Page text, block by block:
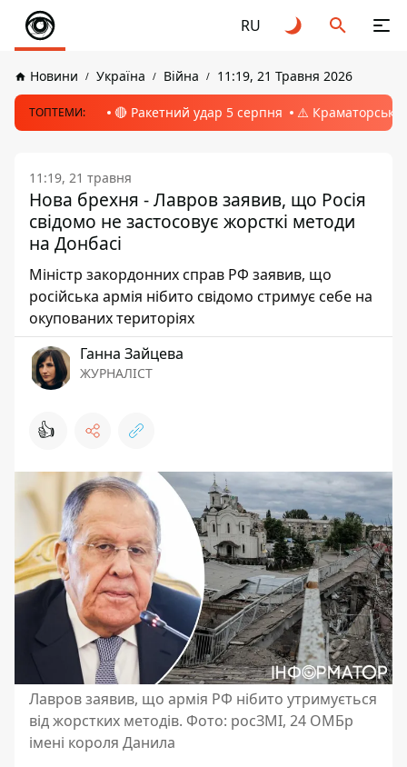
RU
Новини Україна Війна 11:19, 21 Травня 2026
ТОПТЕМИ: 🔴 Ракетний удар 5 серпня ⚠️ Краматорськ,
11:19, 21 травня
Нова брехня - Лавров заявив, що Росія
свідомо не застосовує жорсткі методи
на Донбасі
Міністр закордонних справ РФ заявив, що
російська армія нібито свідомо стримує себе на
окупованих територіях
Ганна Зайцева
ЖУРНАЛІСТ
👍
Лавров заявив, що армія РФ нібито утримується
від жорстких методів. Фото: росЗМІ, 24 ОМБр
імені короля Данила